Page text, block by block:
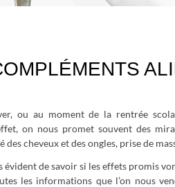
ou au moment de la rentrée
on nous promet souvent des
des cheveux et des ongles, prise de
évident de savoir si les effets promis
les informations que l’on nous